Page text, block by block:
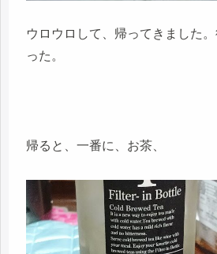
ウロウロして、帰ってきました
った。
帰ると、一番に、お茶、